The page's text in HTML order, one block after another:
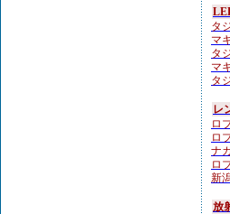
タ
マ
タ
マ
タ
レ
ロ
ロ
ナ
ロ
新
放